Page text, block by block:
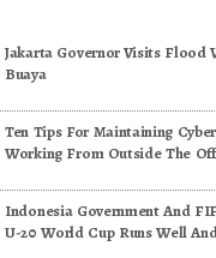
Jakarta Governor Visits Flood
Buaya
Ten Tips For Maintaining
Working From Outside The
Indonesia Government And
U-20 World Cup Runs Well